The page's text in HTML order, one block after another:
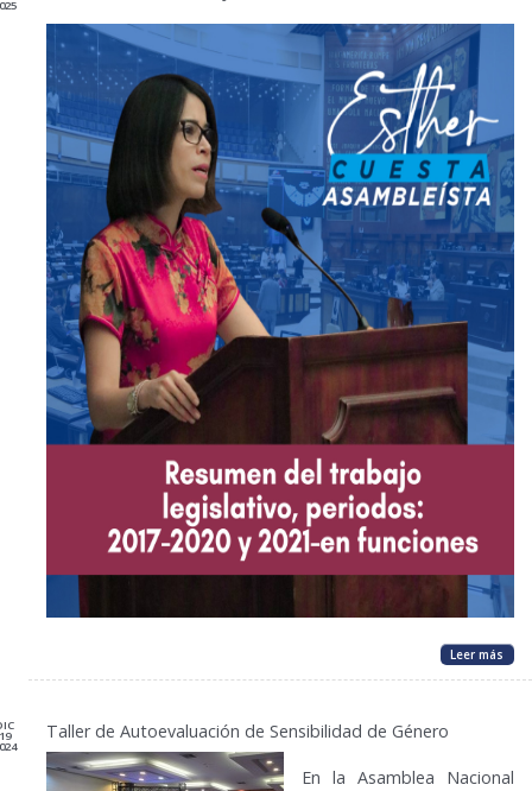
Leer más
19 Taller de Autoevaluación de Sensibilidad de Género
En la Asamblea Nacional